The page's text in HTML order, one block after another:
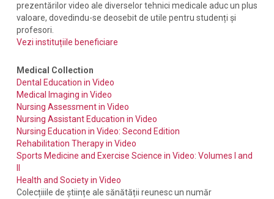
prezentărilor video ale diverselor tehnici medicale aduc un plus
valoare, dovedindu-se deosebit de utile pentru studenți și
profesori.
Vezi instituțiile beneficiare
Medical Collection
Dental Education in Video
Medical Imaging in Video
Nursing Assessment in Video
Nursing Assistant Education in Video
Nursing Education in Video: Second Edition
Rehabilitation Therapy in Video
Sports Medicine and Exercise Science in Video: Volumes I and
Health and Society in Video
Colecțiiile de științe ale sănătății reunesc un număr